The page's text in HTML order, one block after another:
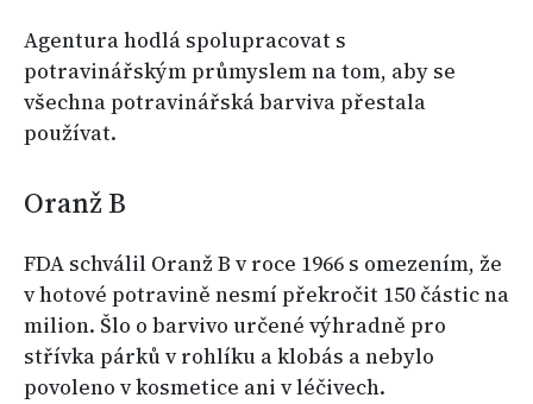
Agentura hodlá spolupracovat s
potravinářským průmyslem na tom, aby se
všechna potravinářská barviva přestala
používat.
Oranž B
FDA schválil Oranž B v roce 1966 s omezením, že
v hotové potravině nesmí překročit 150 částic na
milion. Šlo o barvivo určené výhradně pro
střívka párků v rohlíku a klobás a nebylo
povoleno v kosmetice ani v léčivech.